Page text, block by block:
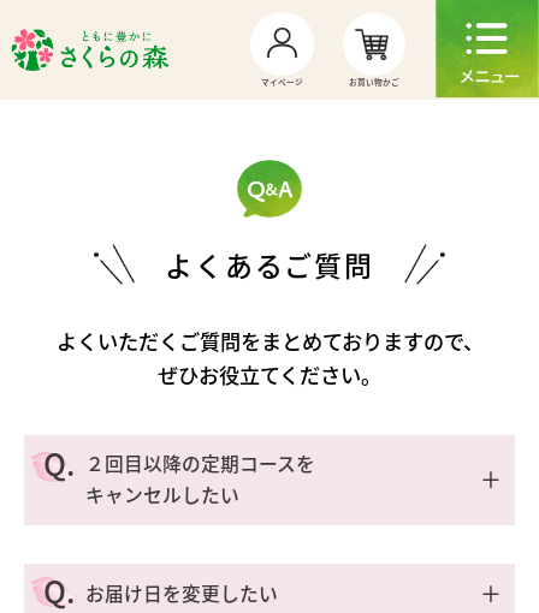
マイページ お買い物かご
よくあるご質問
よくいただくご質問をまとめておりますので、
ぜひお役立てください。
Q. ２回目以降の定期コースを
キャンセルしたい
＋
A. 次回お届け予定日の10日前までにお電話、
LINE、本ページ下部にあるお問い合わせフォーム
Q. お届け日を変更したい ＋